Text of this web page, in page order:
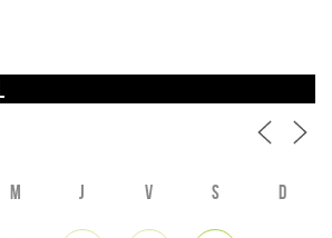
M J V S D